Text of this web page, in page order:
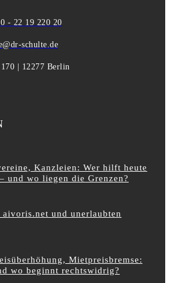
- 22 19 220 20
schulte.de
| 12277 Berlin
Kanzleien: Wer hilft heute
und wo liegen die Grenzen?
und unerlaubten
Mietpreisbremse:
wo beginnt rechtswidrig?